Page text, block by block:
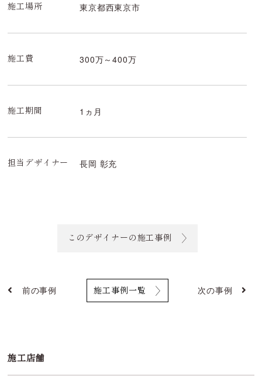
施工場所 東京都西東京市
施工費 300万～400万
施工期間 1ヵ月
担当デザイナー 長岡 彰充
このデザイナーの施工事例
前の事例 施工事例一覧 次の事例
施工店舗